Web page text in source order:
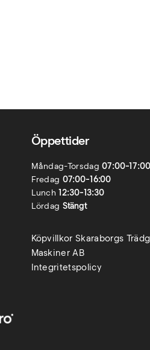
Öppettider
Måndag-Torsdag07:00-17:00
Fredag 07:00-16:00
Lunch12:30-13:30
Lördag Stängt
Köpvillkor Skaraborgs
Maskiner AB
Integritetspolicy